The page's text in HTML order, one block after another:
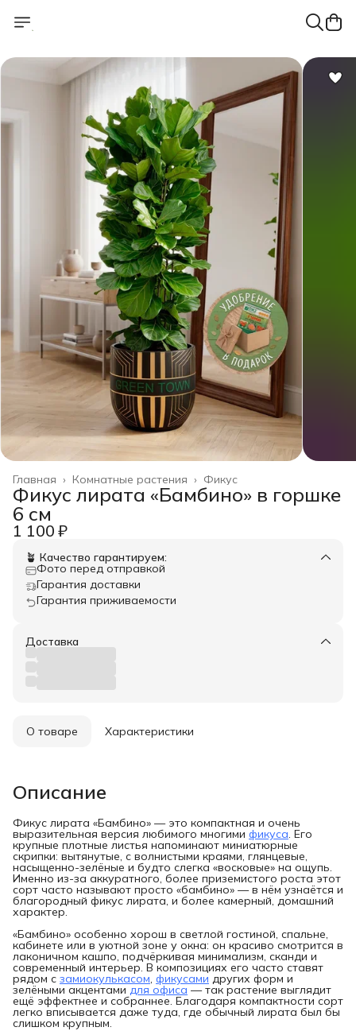
Фикус
Комнатные растения ›
Главная ›
Фикус лирата «Бамбино» в горшке
6 см
1 100 ₽
🪴 Качество гарантируем:
Фото перед отправкой
Гарантия доставки
Гарантия приживаемости
Доставка
О товаре Характеристики
Описание
Фикус лирата «Бамбино» — это компактная и очень
выразительная версия любимого многими фикуса . Его
крупные плотные листья напоминают миниатюрные
скрипки: вытянутые, с волнистыми краями, глянцевые,
насыщенно-зелёные и будто слегка «восковые» на ощупь.
Именно из-за аккуратного, более приземистого роста этот
сорт часто называют просто «бамбино» — в нём узнаётся и
благородный фикус лирата, и более камерный, домашний
характер.
«Бамбино» особенно хорош в светлой гостиной, спальне,
кабинете или в уютной зоне у окна: он красиво смотрится в
лаконичном кашпо, подчёркивая минимализм, сканди и
современный интерьер. В композициях его часто ставят
рядом с замиокулькасом фикусами других форм и
зелёными акцентами для офиса — так растение выглядит
ещё эффектнее и собраннее. Благодаря компактности сорт
легко вписывается даже туда, где обычный лирата был бы
слишком крупным.